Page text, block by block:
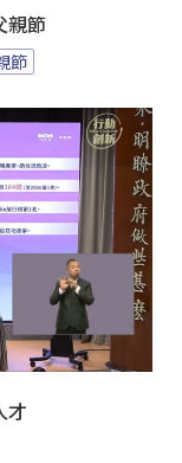
親節
節
才